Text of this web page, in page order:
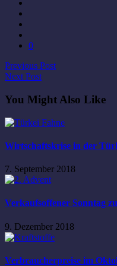
0
Previous Post
Next Post
You Might Also Like
Wirtschaftskrise in der
7. September 2018
Verkaufsoffener Sonntag
9. Dezember 2018
Verbraucherpreise im